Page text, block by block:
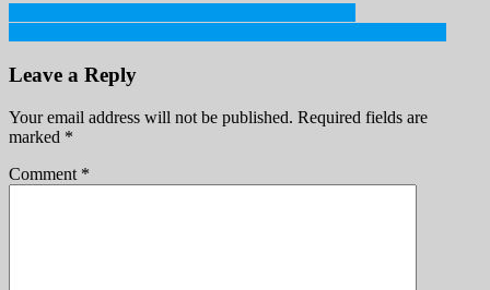
Post
navigation
Leave a Reply
Your email address will not be published. Required fields are
marked *
Comment *